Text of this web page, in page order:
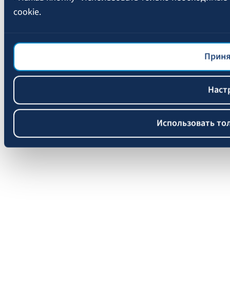
cookie.
Более подробная информация об управлении
Использовать